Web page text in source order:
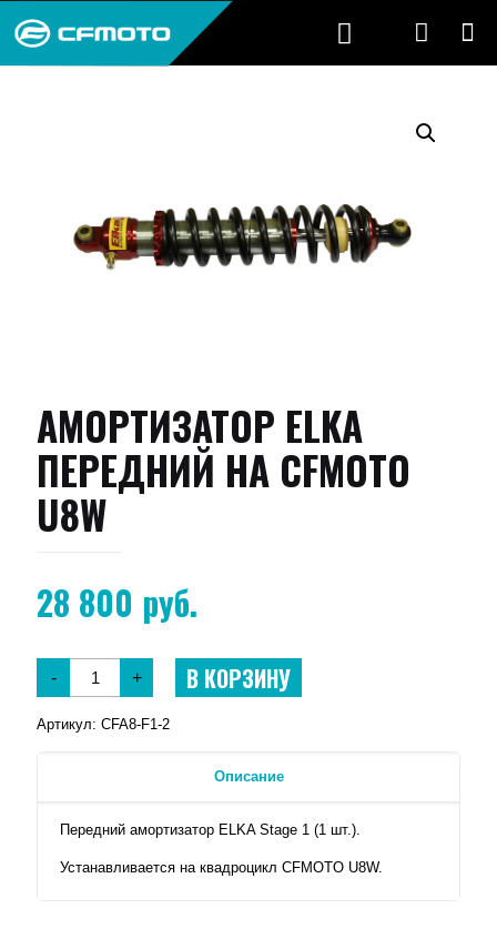
АМОРТИЗАТОР ELKA
ПЕРЕДНИЙ НА CFMOTO
U8W
28 800 руб.
- + В КОРЗИНУ
Артикул: CFA8-F1-2
Описание
Передний амортизатор ELKA Stage 1 (1 шт.).
Устанавливается на квадроцикл CFMOTO U8W.